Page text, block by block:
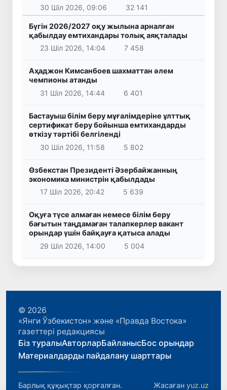
30 Шіл 2026, 09:06 32 141
Бүгін 2026/2027 оқу жылына арналған
қабылдау емтихандары толық аяқталады
23 Шіл 2026, 14:04
7 458
Аҳаджон Кимсанбоев шахматтан әлем
чемпионы атанды
31 Шіл 2026, 14:44
6 401
Бастауыш білім беру мұғалімдеріне ұлттық
сертификат беру бойынша емтихандарды
өткізу тәртібі белгіленді
30 Шіл 2026, 11:58
5 802
Өзбекстан Президенті Әзербайжанның
экономика министрін қабылдады
17 Шіл 2026, 20:42
5 639
Оқуға түсе алмаған немесе білім беру
бағытын таңдамаған талапкерлер вакант
орындар үшін байқауға қатыса алады
29 Шіл 2026, 14:00
5 004
© 2026
«Янги Ўзбекистон» және «Правда Востока»
газеттері редакциясы
Біз туралыАвторларБайланысБос орындар
Материалдарды пайдалану шарттары
Барлық құқықтар қорғалған. Жасаған yuz.uz